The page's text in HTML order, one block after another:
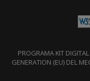
PROGRAMA KIT
GENERATION (EU) DEL